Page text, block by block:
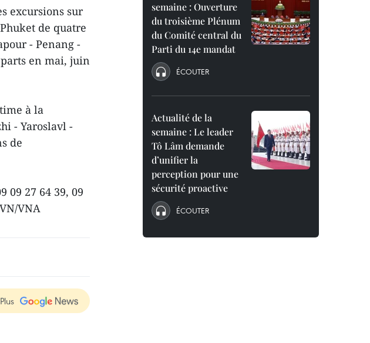
excursions sur
de quatre
- Penang -
en mai, juin
à la
- Yaroslavl -
de
09 27 64 39, 09
VNA
semaine : Ouverture
du troisième Plénum
du Comité central du
Parti du 14e mandat
ÉCOUTER
Actualité de la
semaine : Le leader
Tô Lâm demande
d’unifier la
perception pour une
sécurité proactive
ÉCOUTER